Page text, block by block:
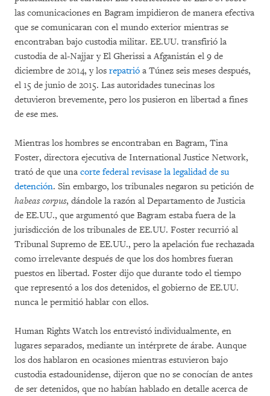
las comunicaciones en Bagram impidieron de manera efectiva
que se comunicaran con el mundo exterior mientras se
encontraban bajo custodia militar. EE.UU. transfirió la
custodia de al-Najjar y El Gherissi a Afganistán el 9 de
diciembre de 2014, y los repatrió a Túnez seis meses después,
el 15 de junio de 2015. Las autoridades tunecinas los
detuvieron brevemente, pero los pusieron en libertad a fines
de ese mes.
Mientras los hombres se encontraban en Bagram, Tina
Foster, directora ejecutiva de International Justice Network,
trató de que una corte federal revisase la legalidad de su
detención. Sin embargo, los tribunales negaron su petición de
habeas corpus, dándole la razón al Departamento de Justicia
de EE.UU., que argumentó que Bagram estaba fuera de la
jurisdicción de los tribunales de EE.UU. Foster recurrió al
Tribunal Supremo de EE.UU., pero la apelación fue rechazada
como irrelevante después de que los dos hombres fueran
puestos en libertad. Foster dijo que durante todo el tiempo
que representó a los dos detenidos, el gobierno de EE.UU.
nunca le permitió hablar con ellos.
Human Rights Watch los entrevistó individualmente, en
lugares separados, mediante un intérprete de árabe. Aunque
los dos hablaron en ocasiones mientras estuvieron bajo
custodia estadounidense, dijeron que no se conocían de antes
de ser detenidos, que no habían hablado en detalle acerca de